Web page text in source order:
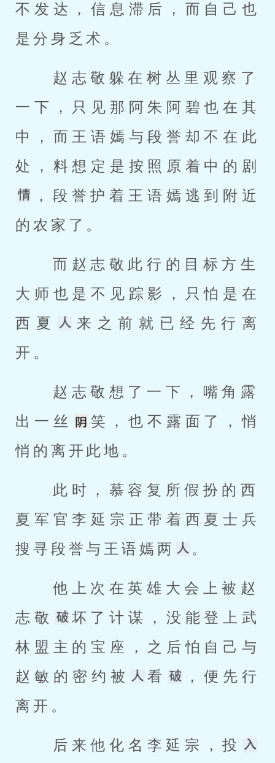
不发达，信息滞后，而自己也
是分身乏术。
一下，只见那阿朱阿碧也在其
中，而王语嫣与段誉却不在此
处，料想定是按照原着中的剧
，段誉护着王语嫣逃到附近
的农家了。
大师也是不见踪影，只怕是在
西夏
来之前就已经先行离
开。
出一丝
笑，也不露面了，悄
悄的离开此地。
夏军官李延宗正带着西夏士兵
搜寻段誉与王语嫣两
。
志敬
坏了计谋，没能登上武
林盟主的宝座，之后怕自己与
赵敏的密约被
看
，便先行
离开。
后来他化名李延宗，投